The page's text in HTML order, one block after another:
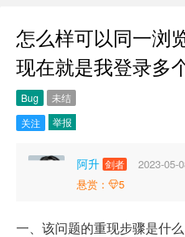
怎么样可以同一浏
现在就是我登录多
Bug
未结
关注
举报
阿升 剑者
2023-05-
悬赏：
5
一、该问题的重现步骤是什么